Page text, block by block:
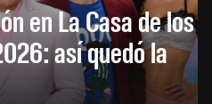
en La Casa de los
así quedó la